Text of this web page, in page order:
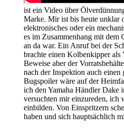
ist ein Video über
Marke. Mir ist bis heute unklar
elektronisches oder ein
es im Zusammenhang mit dem
an da war. Ein Anruf bei der
brachte einen Kolbenkipper
Beweise aber der
nach der Inspektion auch einen
Bugspoiler wäre auf der
ich den Yamaha Händler Dake
versuchten mir einzureden,
einbilden. Von Einspritzern
haben und sich hauptsächlich